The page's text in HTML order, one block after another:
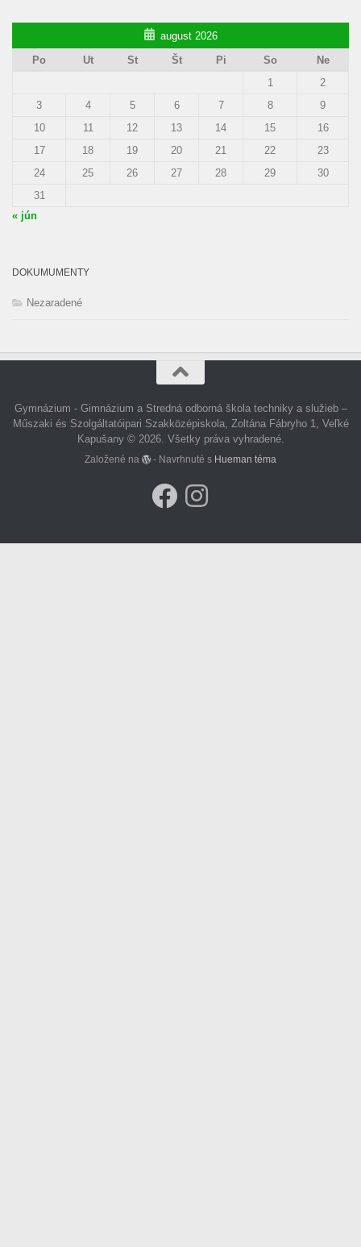
august 2026
Po
Ut St Št Pi So
Ne
1
2
3
4 5 6 7 8
9
10
11 12 13 14 15
16
17
18 19 20 21 22
23
24
25 26 27 28 29
30
31
« jún
DOKUMUMENTY
Nezaradené
Gymnázium - Gimnázium a Stredná odborná škola techniky a služieb –
Műszaki és Szolgáltatóipari Szakközépiskola, Zoltána Fábryho 1, Veľké
Kapušany © 2026. Všetky práva vyhradené.
Založené na - Navrhnuté s Hueman téma